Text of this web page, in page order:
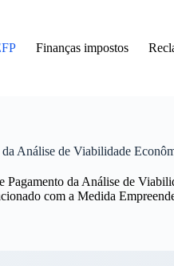
Finanças impostos
Análise de Viabilidade
da Análise de
com a Medida